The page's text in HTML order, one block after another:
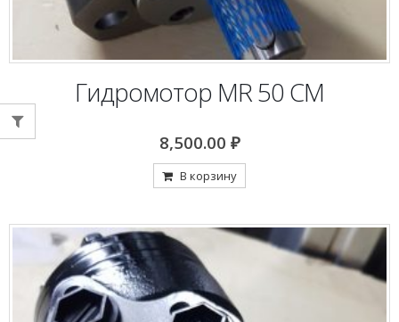
Гидромотор MR 50 CM
8,500.00 ₽
В корзину